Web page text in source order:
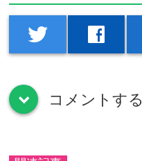
twitter facebook
down コメントする